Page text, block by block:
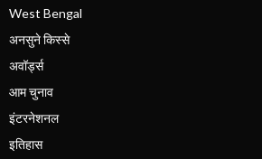
West Bengal
अनसुने किस्से
अवॉर्ड्स
आम चुनाव
इंटरनेशनल
इतिहास